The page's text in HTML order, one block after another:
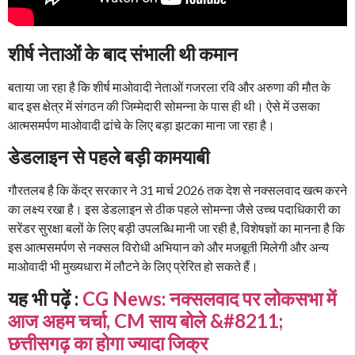
शीर्ष नेताओं के बाद संभाली थी कमान
बताया जा रहा है कि शीर्ष माओवादी नेताओं गजरला रवि और अरुणा की मौत के
बाद इस क्षेत्र में संगठन की जिम्मेदारी सोमन्ना के पास ही थी। ऐसे में उसका
आत्मसमर्पण माओवादी ढांचे के लिए बड़ा झटका माना जा रहा है।
डेडलाइन से पहले बड़ी कामयाबी
गौरतलब है कि केंद्र सरकार ने 31 मार्च 2026 तक देश से नक्सलवाद खत्म करने
का लक्ष्य रखा है। इस डेडलाइन से ठीक पहले सोमन्ना जैसे उच्च पदाधिकारी का
सरेंडर सुरक्षा बलों के लिए बड़ी उपलब्धि मानी जा रही है, विशेषज्ञों का मानना है कि
इस आत्मसमर्पण से नक्सल विरोधी अभियान को और मजबूती मिलेगी और अन्य
माओवादी भी मुख्यधारा में लौटने के लिए प्रेरित हो सकते हैं।
यह भी पढ़ें : CG News: नक्सलवाद पर लोकसभा में
आज अहम चर्चा, CM साय बोले &#8211;
छत्तीसगढ़ का होगा ज्यादा जिक्र